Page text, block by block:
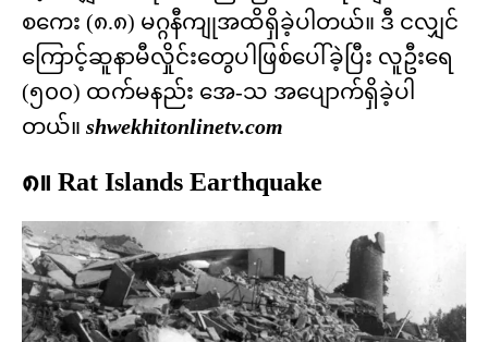
စကေး (၈.၈) မဂ္ဂနီကျုအထိရှိခဲ့ပါတယ်။ ဒီ ငလျှင်
ကြောင့်ဆူနာမီလှိုင်းတွေပါဖြစ်ပေါ်ခဲ့ပြီး လူဦးရေ
(၅၀၀) ထက်မနည်း အေ-သ အပျောက်ရှိခဲ့ပါ
တယ်။ shwekhitonlinetv.com
၈။ Rat Islands Earthquake